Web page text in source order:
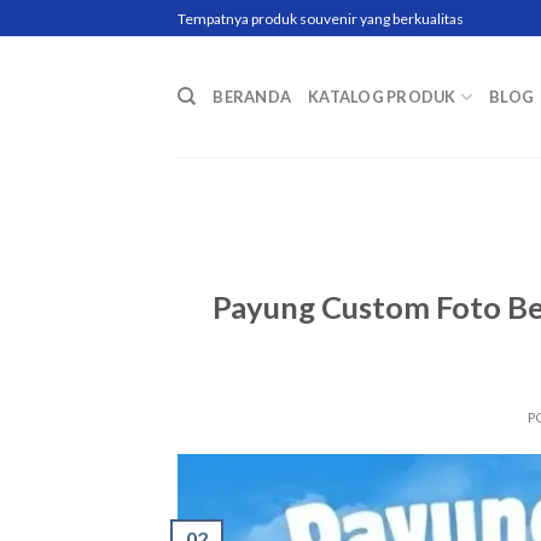
to
Tempatnya produk souvenir yang berkualitas
BERANDA KATALOG PRODUK BLOG
Payung Custom Foto